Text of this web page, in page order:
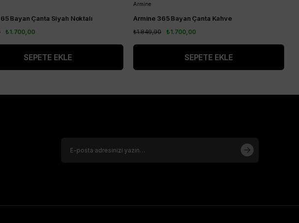
Bayan Çanta Siyah Noktalı
₺1.700,00
SEPETE EKLE
Armine
Armine 365 Bayan Çanta Kahve
₺1.700,00
₺1.849,90
SEPETE EKLE